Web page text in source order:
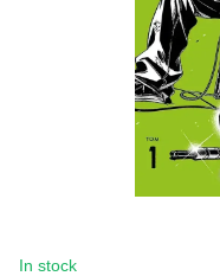
In stock